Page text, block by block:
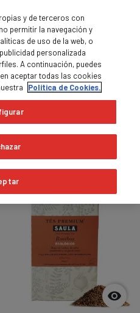


y de terceros con
permitir la navegación y
de uso de la web, o
personalizada
A continuación, puedes
aceptar todas las cookies
Política de Cookies.